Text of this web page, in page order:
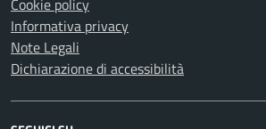
Cookie policy
Informativa privacy
Note Legali
Dichiarazione di accessibilità